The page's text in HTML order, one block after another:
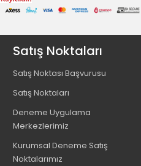
Satış Noktaları
Satış Noktası Başvurusu
Satış Noktaları
Deneme Uygulama
Merkezlerimiz
Kurumsal Deneme Satış
Noktalarımız